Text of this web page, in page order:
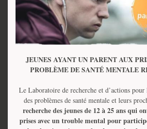
JEUNES AYANT UN PARENT AUX
PROBLÈME DE SANTÉ MENTALE
Le Laboratoire de recherche et d’actions pour
recherche des jeunes de 12 à 25 ans qui
prises avec un trouble mental pour